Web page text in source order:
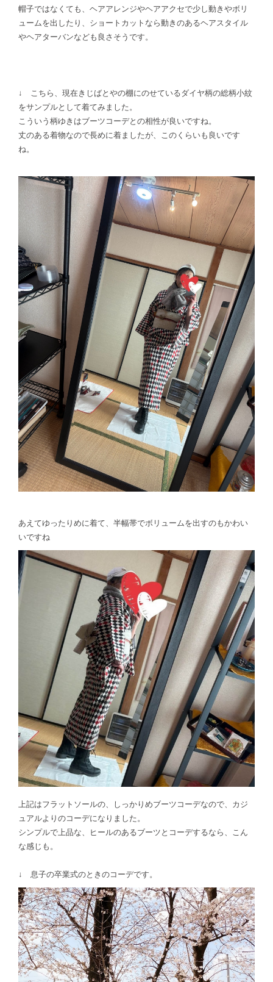
帽子ではなくても、ヘアアレンジやヘアアクセで少し動きやボリ
ュームを出したり、ショートカットなら動きのあるヘアスタイル
やヘアターバンなども良さそうです。
↓ こちら、現在きじばとやの棚にのせているダイヤ柄の総柄小紋
をサンプルとして着てみました。
こういう柄ゆきはブーツコーデとの相性が良いですね。
丈のある着物なので長めに着ましたが、このくらいも良いです
ね。
あえてゆったりめに着て、半幅帯でボリュームを出すのもかわい
いですね
上記はフラットソールの、しっかりめブーツコーデなので、カジ
ュアルよりのコーデになりました。
シンプルで上品な、ヒールのあるブーツとコーデするなら、こん
な感じも。
↓ 息子の卒業式のときのコーデです。